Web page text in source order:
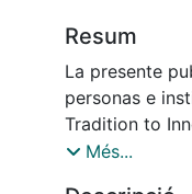
Resum
La presente
personas e
Tradition to
INN), con
Més...